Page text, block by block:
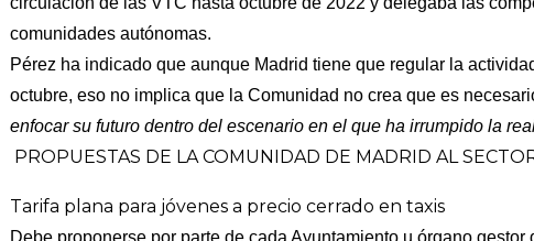
comunidades autónomas.
Pérez ha indicado que aunque Madrid tiene que regular la
octubre, eso no implica que la Comunidad no crea que es
enfocar su futuro dentro del escenario en el que ha irrumpido la
PROPUESTAS DE LA COMUNIDAD DE MADRID AL
Tarifa plana para jóvenes a precio cerrado en taxis